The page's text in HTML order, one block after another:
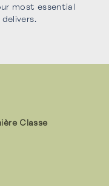
most essential
Classe